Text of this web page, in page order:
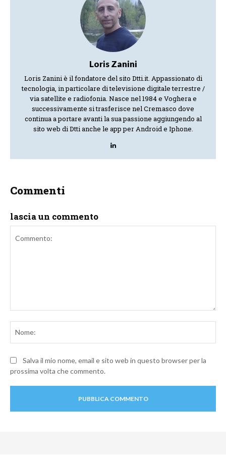
Loris Zanini
Loris Zanini è il fondatore del sito Dtti.it. Appassionato di
tecnologia, in particolare di televisione digitale terrestre /
via satellite e radiofonia. Nasce nel 1984 e Voghera e
successivamente si trasferisce nel Cremasco dove
continua a portare avanti la sua passione aggiungendo al
sito web di Dtti anche le app per Android e Iphone.
Commenti
lascia un commento
Salva il mio nome, email e sito web in questo browser per la
prossima volta che commento.